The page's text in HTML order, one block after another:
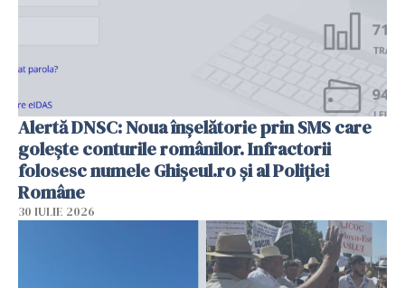
Alertă DNSC: Noua înșelătorie prin SMS care
golește conturile românilor. Infractorii
folosesc numele Ghișeul.ro și al Poliției
Române
30 IULIE 2026